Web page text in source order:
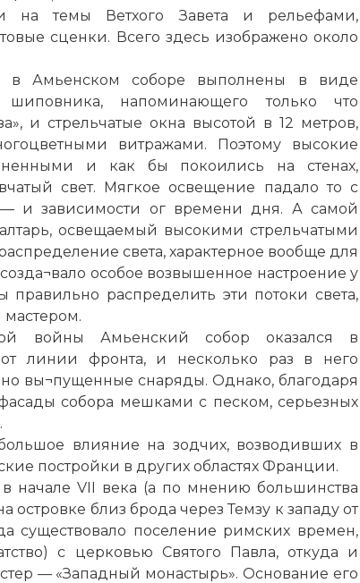
на темы Ветхого Завета и рельефами,
сценки. Всего здесь изображено около
в Амьенском соборе выполнены в виде
шиповника, напоминающего только что
и стрельчатые окна высотой в 12 метров,
витражами. Поэтому высокие
и как бы покоились на стенах,
свет. Мягкое освещение падало то с
и зависимости ог времени дня. А самой
освещаемый высокими стрельчатыми
света, характерное вообще для
особое возвышенное настроение у
правильно распределить эти потоки света,
войны Амьенский собор оказался в
от линии фронта, и несколько раз в него
вы¬пущенные снаряды. Однако, благодаря
собора мешками с песком, серьезных
влияние на зодчих, возводивших в
постройки в других областях Франции.
начале VII века (а по мнению большинства
островке близ брода черезТемзу к западу от
существовало поселение римских времен,
с церковью Святого Павла, откуда и
— «Западный монастырь». Основание его
☓